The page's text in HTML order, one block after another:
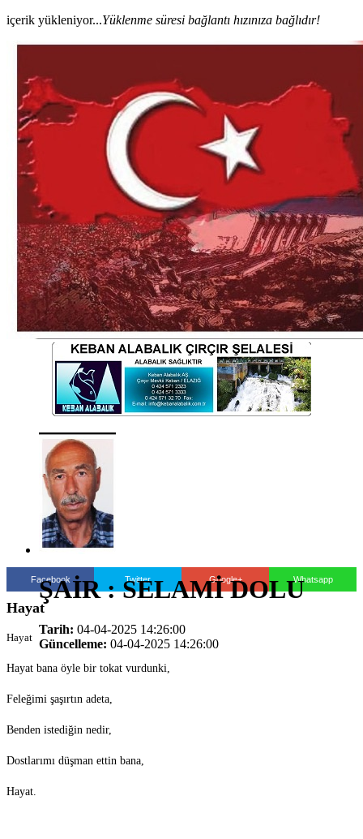
içerik yükleniyor...Yüklenme süresi bağlantı hızınıza bağlıdır!
ŞAİR : SELAMİ DOLU
Tarih: 04-04-2025 14:26:00
Güncelleme: 04-04-2025 14:26:00
Facebook Twitter Google+ Whatsapp
Hayat
Hayat
Hayat bana öyle bir tokat vurdunki,
Feleğimi şaşırtın adeta,
Benden istediğin nedir,
Dostlarımı düşman ettin bana,
Hayat.